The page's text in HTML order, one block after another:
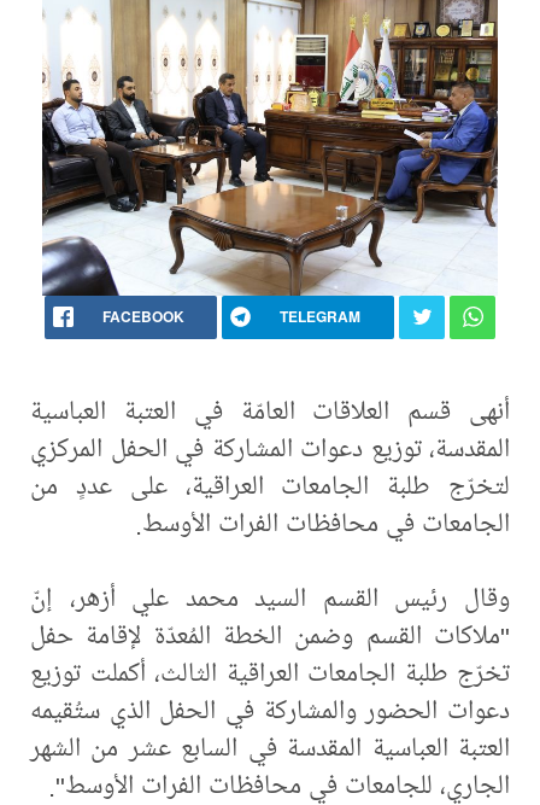
FACEBOOK TELEGRAM
أنهى قسم العلاقات العامّة في العتبة العباسية
المقدسة، توزيع دعوات المشاركة في الحفل المركزي
لتخرّج طلبة الجامعات العراقية، على عددٍ من
الجامعات في محافظات الفرات الأوسط.
وقال رئيس القسم السيد محمد علي أزهر، إنّ
"ملاكات القسم وضمن الخطة المُعدّة لإقامة حفل
تخرّج طلبة الجامعات العراقية الثالث، أكملت توزيع
دعوات الحضور والمشاركة في الحفل الذي ستُقيمه
العتبة العباسية المقدسة في السابع عشر من الشهر
الجاري، للجامعات في محافظات الفرات الأوسط".